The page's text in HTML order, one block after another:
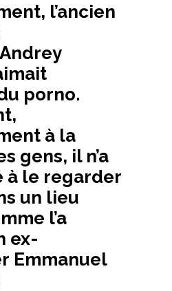
l’ancien
porno.
à la
gens, il n’a
à le regarder
un lieu
l’a
ex-
Emmanuel